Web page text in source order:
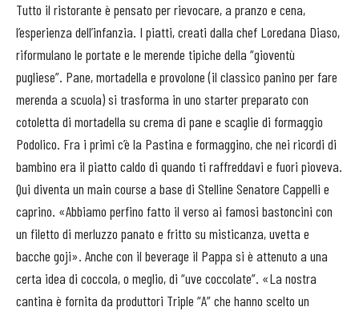
Tutto il ristorante è pensato per rievocare, a pranzo e cena,
l’esperienza dell’infanzia. I piatti, creati dalla chef Loredana Diaso,
riformulano le portate e le merende tipiche della “gioventù
pugliese”. Pane, mortadella e provolone (il classico panino per fare
merenda a scuola) si trasforma in uno starter preparato con
cotoletta di mortadella su crema di pane e scaglie di formaggio
Podolico. Fra i primi c’è la Pastina e formaggino, che nei ricordi di
bambino era il piatto caldo di quando ti raffreddavi e fuori pioveva.
Qui diventa un main course a base di Stelline Senatore Cappelli e
caprino. «Abbiamo perfino fatto il verso ai famosi bastoncini con
un filetto di merluzzo panato e fritto su misticanza, uvetta e
bacche goji». Anche con il beverage il Pappa si è attenuto a una
certa idea di coccola, o meglio, di “uve coccolate”. «La nostra
cantina è fornita da produttori Triple “A” che hanno scelto un